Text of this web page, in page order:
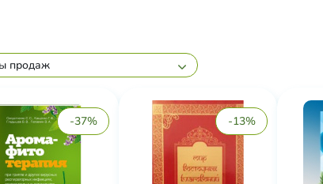
продаж
-37% -13%